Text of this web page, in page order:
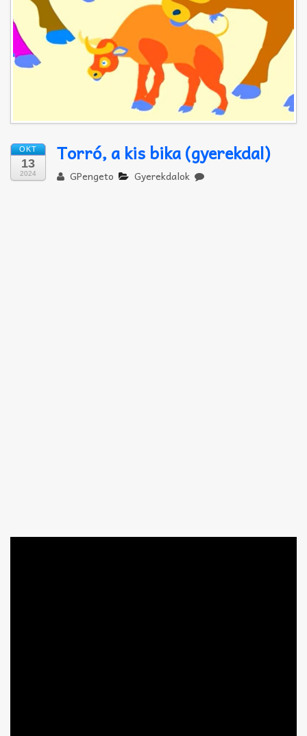
TABok
Improvizáció
OKT
13
2024
Torró, a kis bika (gyerekdal)
GPengeto Gyerekdalok